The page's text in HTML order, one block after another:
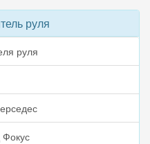
руля
руля